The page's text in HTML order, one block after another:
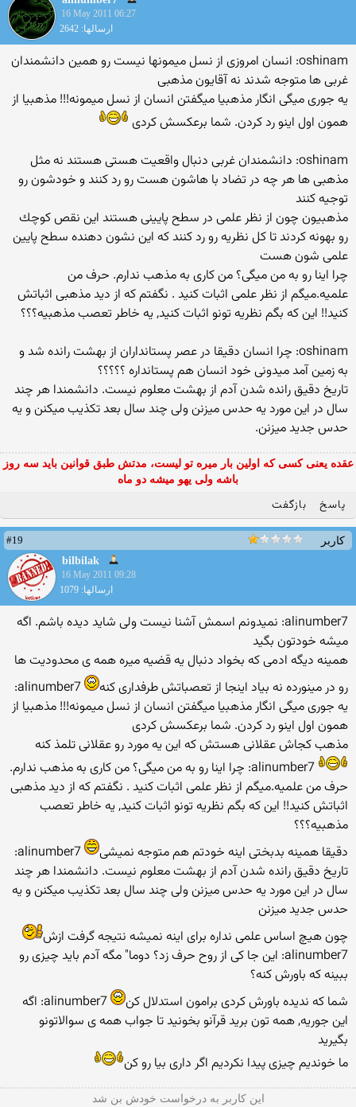
16 May 2011 06:27
ارسالها: 2642
oshinam: انسان امروزی از نسل میمونها نیست رو همین دانشمندان
غربی ها متوجه شدند نه آقایون مذهبی
یه جوری میگی انگار مذهبیا میگفتن انسان از نسل میمونه!!! مذهبیا از
همون اول اینو رد كردن. شما برعكسش كردی
oshinam: دانشمندان غربی دنبال واقعیت هستی هستند نه مثل
مذهبی ها هر چه در تضاد با هاشون هست رو رد كنند و خودشون رو
توجیه كنند
مذهبیون چون از نظر علمی در سطح پایینی هستند این نقص كوچك
رو بهونه كردند تا كل نظریه رو رد كنند كه این نشون دهنده سطح پایین
علمی شون هست
چرا اینا رو به من میگی؟ من كاری به مذهب ندارم. حرف من
علمیه.میگم از نظر علمی اثبات كنید . نگفتم كه از دید مذهبی اثباتش
كنید!! این كه بگم نظریه تونو اثبات كنید, یه خاطر تعصب مذهبیه؟؟؟
oshinam: چرا انسان دقیقا در عصر پستانداران از بهشت رانده شد و
به زمین آمد میدونی خود انسان هم پستانداره ؟؟؟؟؟
تاریخ دقیق رانده شدن آدم از بهشت معلوم نیست. دانشمندا هر چند
سال در این مورد یه حدس میزنن ولی چند سال بعد تكذیب میكنن و یه
حدس جدید میزنن.
عقده یعنی کسی که اولین بار میره تو لیست، مدتش طبق قوانین باید سه روز
باشه ولی یهو میشه دو ماه
پاسخ بازگفت
کاربر
#19
bilbilak
16 May 2011 09:28
ارسالها: 1079
alinumber7: نمیدونم اسمش آشنا نیست ولی شاید دیده باشم. اگه
میشه خودتون بگید
همینه دیگه ادمی كه بخواد دنبال یه قضیه میره همه ی محدودیت ها
رو در مینورده نه بیاد اینجا از تعصباتش طرفداری كنه
alinumber7:
یه جوری میگی انگار مذهبیا میگفتن انسان از نسل میمونه!!! مذهبیا از
همون اول اینو رد كردن. شما برعكسش كردی
مذهب كجاش عقلانی هستش كه این یه مورد رو عقلانی تلمذ كنه
alinumber7: چرا اینا رو به من میگی؟ من كاری به مذهب ندارم.
حرف من علمیه.میگم از نظر علمی اثبات كنید . نگفتم كه از دید مذهبی
اثباتش كنید!! این كه بگم نظریه تونو اثبات كنید, یه خاطر تعصب
مذهبیه؟؟؟
دقیقا همینه بدبختی اینه خودتم هم متوجه نمیشی
alinumber7:
تاریخ دقیق رانده شدن آدم از بهشت معلوم نیست. دانشمندا هر چند
سال در این مورد یه حدس میزنن ولی چند سال بعد تكذیب میكنن و یه
حدس جدید میزنن
چون هیچ اساس علمی نداره برای اینه نمیشه نتیجه گرفت ازش
alinumber7: این جا كی از روح حرف زد؟ دوما" مگه آدم باید چیزی رو
ببینه كه باورش كنه؟
شما كه ندیده باورش كردی برامون استدلال كن
alinumber7: اگه
این جوریه, همه تون برید قرآنو بخونید تا جواب همه ی سوالاتونو
بگیرید
ما خوندیم چیزی پیدا نكردیم اگر داری بیا رو كن
این كاربر به درخواست خودش بن شد